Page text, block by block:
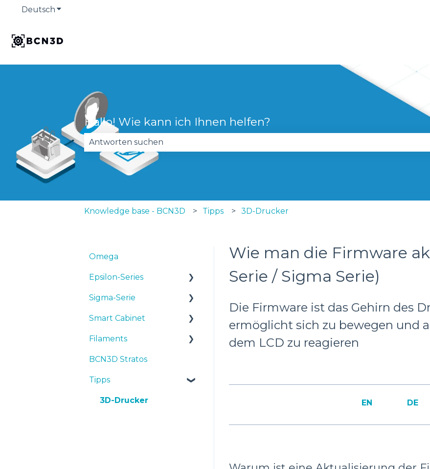
Deutsch Untermenü für Übersetzungen anzeigen
Hallo! Wie kann ich Ihnen helfen?
Es gibt keine Vorschläge, da das Suchfeld leer ist.
Knowledge base - BCN3D Tipps 3D-Drucker
Wie man die Firmware
Serie / Sigma Serie)
Die Firmware ist das Gehirn des
ermöglicht sich zu bewegen und
dem LCD zu reagieren
EN DE
Omega
Epsilon-Series
Bedienungsanleitunge
Sigma-Serie
Bedienungsanleitunge
Smart Cabinet
Manuals & Downloads
First steps
Maintenance
Troubleshooting
Filaments
Tipps
TPU
BCN3D Stratos
Tipps
3D-Drucker